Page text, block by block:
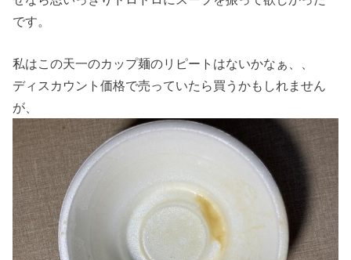
です。
私はこの天一のカップ麺のリピートはないかなぁ、、
ディスカウント価格で売っていたら買うかもしれません
が、